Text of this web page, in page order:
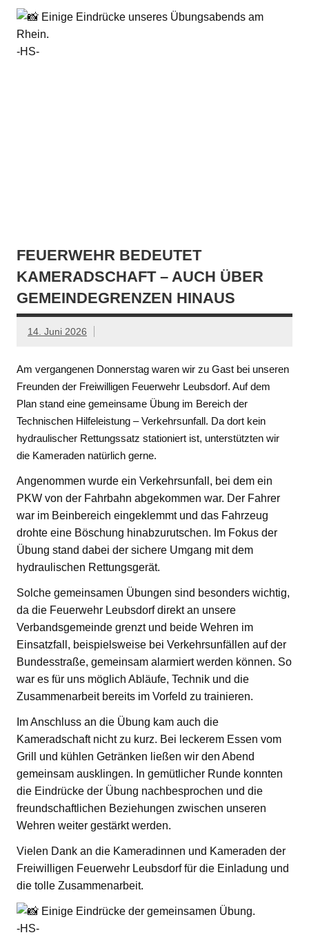
Einige Eindrücke unseres Übungsabends am
Rhein.
-HS-
FEUERWEHR BEDEUTET
KAMERADSCHAFT – AUCH ÜBER
GEMEINDEGRENZEN HINAUS
14. Juni 2026
Am vergangenen Donnerstag waren wir zu Gast bei unseren
Freunden der Freiwilligen Feuerwehr Leubsdorf. Auf dem
Plan stand eine gemeinsame Übung im Bereich der
Technischen Hilfeleistung – Verkehrsunfall. Da dort kein
hydraulischer Rettungssatz stationiert ist, unterstützten wir
die Kameraden natürlich gerne.
Angenommen wurde ein Verkehrsunfall, bei dem ein
PKW von der Fahrbahn abgekommen war. Der Fahrer
war im Beinbereich eingeklemmt und das Fahrzeug
drohte eine Böschung hinabzurutschen. Im Fokus der
Übung stand dabei der sichere Umgang mit dem
hydraulischen Rettungsgerät.
Solche gemeinsamen Übungen sind besonders wichtig,
da die Feuerwehr Leubsdorf direkt an unsere
Verbandsgemeinde grenzt und beide Wehren im
Einsatzfall, beispielsweise bei Verkehrsunfällen auf der
Bundesstraße, gemeinsam alarmiert werden können. So
war es für uns möglich Abläufe, Technik und die
Zusammenarbeit bereits im Vorfeld zu trainieren.
Im Anschluss an die Übung kam auch die
Kameradschaft nicht zu kurz. Bei leckerem Essen vom
Grill und kühlen Getränken ließen wir den Abend
gemeinsam ausklingen. In gemütlicher Runde konnten
die Eindrücke der Übung nachbesprochen und die
freundschaftlichen Beziehungen zwischen unseren
Wehren weiter gestärkt werden.
Vielen Dank an die Kameradinnen und Kameraden der
Freiwilligen Feuerwehr Leubsdorf für die Einladung und
die tolle Zusammenarbeit.
Einige Eindrücke der gemeinsamen Übung.
-HS-